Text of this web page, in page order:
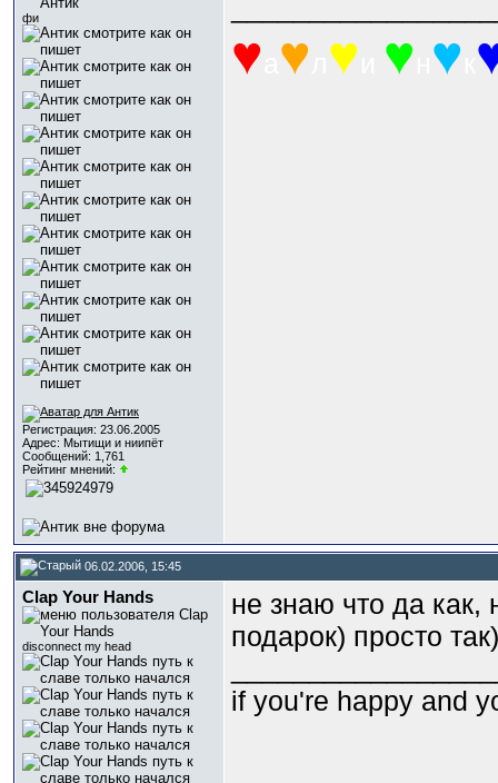
фи
Регистрация: 23.06.2005
Адрес: Мытищи и ниипёт
Сообщений: 1,761
Рейтинг мнений:
♥ ♥ ♥ ♥ ♥
06.02.2006, 15:45
Clap Your Hands
disconnect my head
не знаю что да как,
подарок) просто так)
if you're happy and